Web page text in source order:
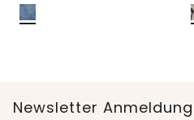
Newsletter Anmeldung